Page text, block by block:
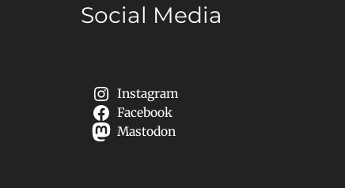
Social Media
Instagram
Facebook
Mastodon